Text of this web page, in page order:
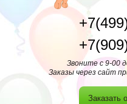
Звоните с 9-00
Заказы через сайт
Заказать